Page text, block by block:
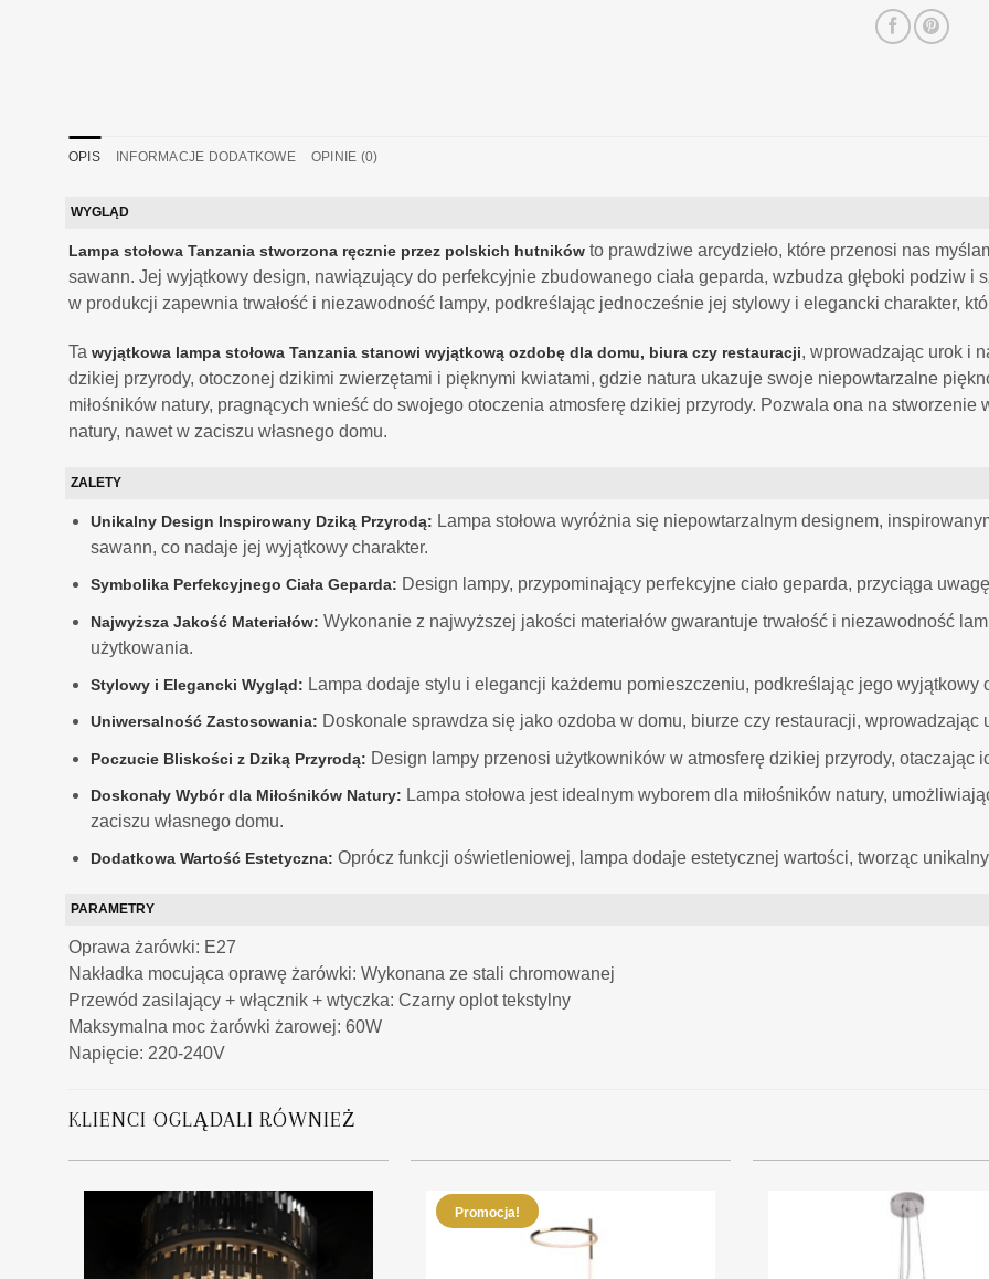
OPIS INFORMACJE DODATKOWE OPINIE (0)
WYGLĄD
Lampa stołowa Tanzania stworzona ręcznie przez polskich hutników to prawdziwe arcydzieło, które przenosi nas
sawann. Jej wyjątkowy design, nawiązujący do perfekcyjnie zbudowanego ciała geparda, wzbudza głęboki podziw i
w produkcji zapewnia trwałość i niezawodność lampy, podkreślając jednocześnie jej stylowy i elegancki charakter,
Ta wyjątkowa lampa stołowa Tanzania stanowi wyjątkową ozdobę dla domu, biura czy restauracji, wprowadzając urok i
dzikiej przyrody, otoczonej dzikimi zwierzętami i pięknymi kwiatami, gdzie natura ukazuje swoje niepowtarzalne
miłośników natury, pragnących wnieść do swojego otoczenia atmosferę dzikiej przyrody. Pozwala ona na
natury, nawet w zaciszu własnego domu.
ZALETY
Unikalny Design Inspirowany Dziką Przyrodą: Lampa stołowa wyróżnia się niepowtarzalnym designem,
sawann, co nadaje jej wyjątkowy charakter.
Symbolika Perfekcyjnego Ciała Geparda: Design lampy, przypominający perfekcyjne ciało geparda, przyciąga
Najwyższa Jakość Materiałów: Wykonanie z najwyższej jakości materiałów gwarantuje trwałość i niezawodność
użytkowania.
Stylowy i Elegancki Wygląd: Lampa dodaje stylu i elegancji każdemu pomieszczeniu, podkreślając jego
Uniwersalność Zastosowania: Doskonale sprawdza się jako ozdoba w domu, biurze czy restauracji,
Poczucie Bliskości z Dziką Przyrodą: Design lampy przenosi użytkowników w atmosferę dzikiej przyrody, otaczając
Doskonały Wybór dla Miłośników Natury: Lampa stołowa jest idealnym wyborem dla miłośników natury,
zaciszu własnego domu.
Dodatkowa Wartość Estetyczna: Oprócz funkcji oświetleniowej, lampa dodaje estetycznej wartości, tworząc
PARAMETRY
Oprawa żarówki: E27
Nakładka mocująca oprawę żarówki: Wykonana ze stali chromowanej
Przewód zasilający + włącznik + wtyczka: Czarny oplot tekstylny
Maksymalna moc żarówki żarowej: 60W
Napięcie: 220-240V
KLIENCI OGLĄDALI RÓWNIEŻ
Promocja!